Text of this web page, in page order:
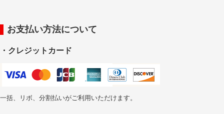
お支払い方法について
・クレジットカード
一括、リボ、分割払いがご利用いただけます。